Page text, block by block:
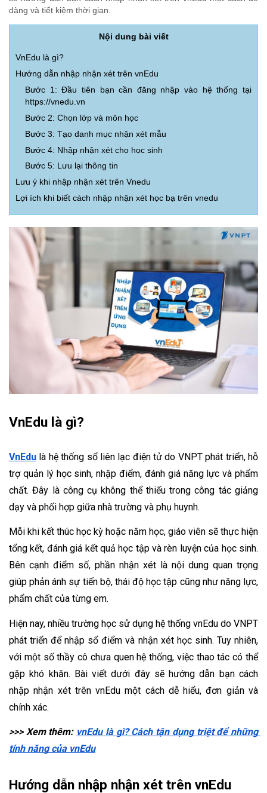
dàng và tiết kiệm thời gian.
Nội dung bài viết
VnEdu là gì?
Hướng dẫn nhập nhận xét trên vnEdu
Bước 1: Đầu tiên bạn cần đăng nhập vào hệ thống tại
https://vnedu.vn
Bước 2: Chọn lớp và môn học
Bước 3: Tạo danh mục nhận xét mẫu
Bước 4: Nhập nhận xét cho học sinh
Bước 5: Lưu lại thông tin
Lưu ý khi nhập nhận xét trên Vnedu
Lợi ích khi biết cách nhập nhận xét học bạ trên vnedu
VnEdu là gì?
VnEdu là hệ thống sổ liên lạc điện tử do VNPT phát triển, hỗ
trợ quản lý học sinh, nhập điểm, đánh giá năng lực và phẩm
chất. Đây là công cụ không thể thiếu trong công tác giảng
dạy và phối hợp giữa nhà trường và phụ huynh.
Mỗi khi kết thúc học kỳ hoặc năm học, giáo viên sẽ thực hiện
tổng kết, đánh giá kết quả học tập và rèn luyện của học sinh.
Bên cạnh điểm số, phần nhận xét là nội dung quan trọng
giúp phản ánh sự tiến bộ, thái độ học tập cũng như năng lực,
phẩm chất của từng em.
Hiện nay, nhiều trường học sử dụng hệ thống vnEdu do VNPT
phát triển để nhập sổ điểm và nhận xét học sinh. Tuy nhiên,
với một số thầy cô chưa quen hệ thống, việc thao tác có thể
gặp khó khăn. Bài viết dưới đây sẽ hướng dẫn bạn cách
nhập nhận xét trên vnEdu một cách dễ hiểu, đơn giản và
chính xác.
>>> Xem thêm: vnEdu là gì? Cách tận dụng triệt để những
tính năng của vnEdu
Hướng dẫn nhập nhận xét trên vnEdu